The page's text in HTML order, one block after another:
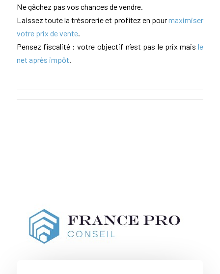
Ne gâchez pas vos chances de vendre.
Laissez toute la trésorerie et profitez en pourmaximiser
votre prix de vente.
Pensez fiscalité : votre objectif n’est pas le prix maisle
net après impôt.